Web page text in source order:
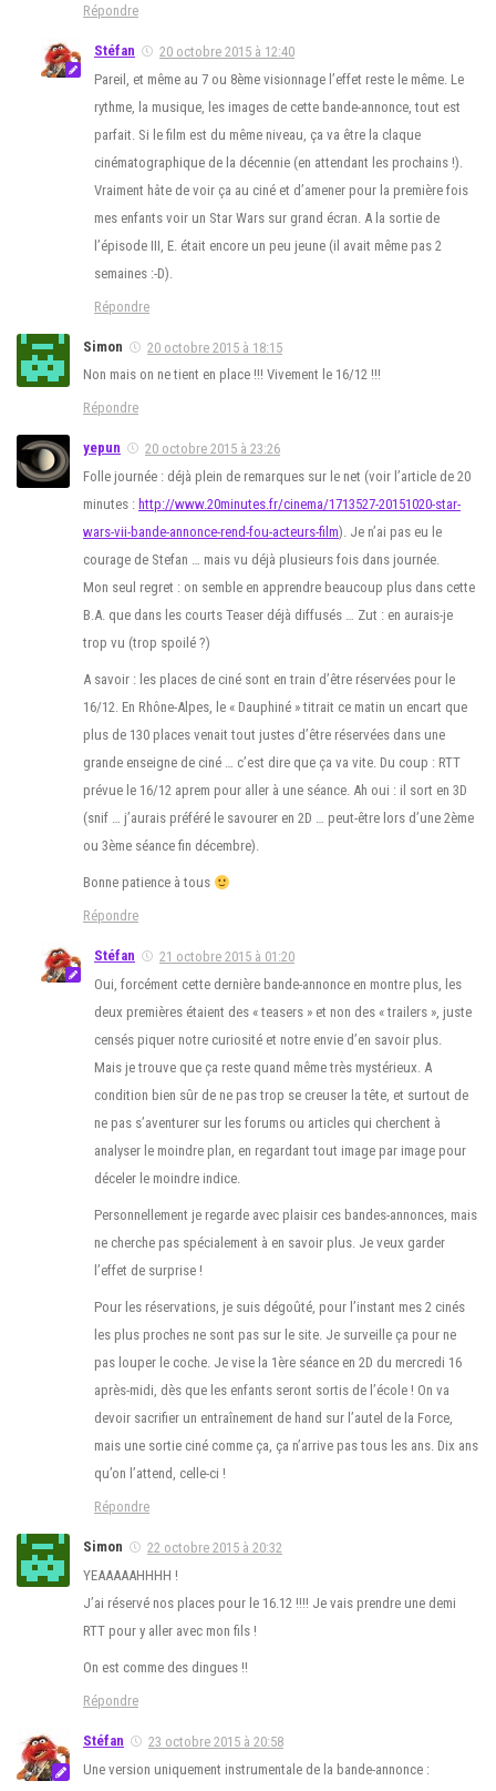
Répondre
Stéfan
20 octobre 2015 à 12:40
Pareil, et même au 7 ou 8ème visionnage l’effet reste le même. Le
rythme, la musique, les images de cette bande-annonce, tout est
parfait. Si le film est du même niveau, ça va être la claque
cinématographique de la décennie (en attendant les prochains !).
Vraiment hâte de voir ça au ciné et d’amener pour la première fois
mes enfants voir un Star Wars sur grand écran. A la sortie de
l’épisode III, E. était encore un peu jeune (il avait même pas 2
semaines :-D).
Répondre
Simon
20 octobre 2015 à 18:15
Non mais on ne tient en place !!! Vivement le 16/12 !!!
Répondre
yepun
20 octobre 2015 à 23:26
Folle journée : déjà plein de remarques sur le net (voir l’article de 20
minutes : http://www.20minutes.fr/cinema/1713527-20151020-star-
wars-vii-bande-annonce-rend-fou-acteurs-film). Je n’ai pas eu le
courage de Stefan … mais vu déjà plusieurs fois dans journée.
Mon seul regret : on semble en apprendre beaucoup plus dans cette
B.A. que dans les courts Teaser déjà diffusés … Zut : en aurais-je
trop vu (trop spoilé ?)
A savoir : les places de ciné sont en train d’être réservées pour le
16/12. En Rhône-Alpes, le « Dauphiné » titrait ce matin un encart que
plus de 130 places venait tout justes d’être réservées dans une
grande enseigne de ciné … c’est dire que ça va vite. Du coup : RTT
prévue le 16/12 aprem pour aller à une séance. Ah oui : il sort en 3D
(snif … j’aurais préféré le savourer en 2D … peut-être lors d’une 2ème
ou 3ème séance fin décembre).
Bonne patience à tous
Répondre
Stéfan
21 octobre 2015 à 01:20
Oui, forcément cette dernière bande-annonce en montre plus, les
deux premières étaient des « teasers » et non des « trailers », juste
censés piquer notre curiosité et notre envie d’en savoir plus.
Mais je trouve que ça reste quand même très mystérieux. A
condition bien sûr de ne pas trop se creuser la tête, et surtout de
ne pas s’aventurer sur les forums ou articles qui cherchent à
analyser le moindre plan, en regardant tout image par image pour
déceler le moindre indice.
Personnellement je regarde avec plaisir ces bandes-annonces, mais
ne cherche pas spécialement à en savoir plus. Je veux garder
l’effet de surprise !
Pour les réservations, je suis dégoûté, pour l’instant mes 2 cinés
les plus proches ne sont pas sur le site. Je surveille ça pour ne
pas louper le coche. Je vise la 1ère séance en 2D du mercredi 16
après-midi, dès que les enfants seront sortis de l’école ! On va
devoir sacrifier un entraînement de hand sur l’autel de la Force,
mais une sortie ciné comme ça, ça n’arrive pas tous les ans. Dix ans
qu’on l’attend, celle-ci !
Répondre
Simon
22 octobre 2015 à 20:32
YEAAAAAHHHH !
J’ai réservé nos places pour le 16.12 !!!! Je vais prendre une demi
RTT pour y aller avec mon fils !
On est comme des dingues !!
Répondre
Stéfan
23 octobre 2015 à 20:58
Une version uniquement instrumentale de la bande-annonce :